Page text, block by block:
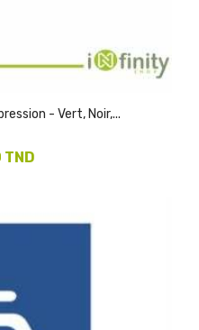
- Vert, Noir,...